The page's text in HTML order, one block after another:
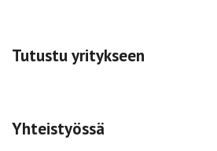
Tutustu yritykseen
Yhteistyössä